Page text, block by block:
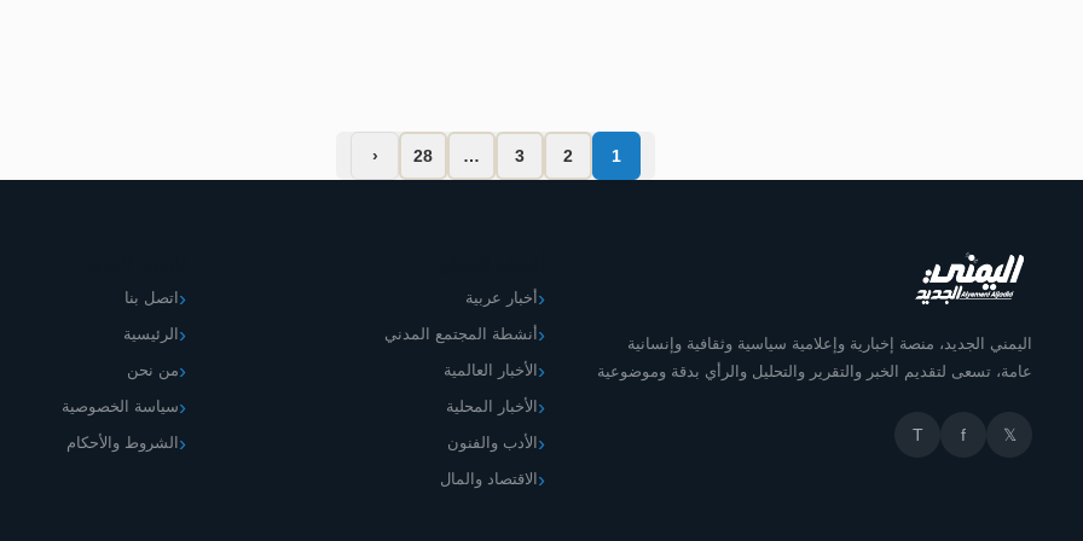
1
2
3
…
28
‹
اليمني الجديد، منصة إخبارية وإعلامية سياسية وثقافية وإنسانية
عامة، تسعى لتقديم الخبر والتقرير والتحليل والرأي بدقة وموضوعية
𝕏
f
T
أخبار عربية
أنشطة المجتمع المدني
الأخبار العالمية
الأخبار المحلية
الأدب والفنون
الاقتصاد والمال
اتصل بنا
الرئيسية
من نحن
سياسة الخصوصية
الشروط والأحكام